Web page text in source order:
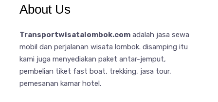
About Us
Transportwisatalombok.com adalah jasa sewa
mobil dan perjalanan wisata lombok. disamping itu
kami juga menyediakan paket antar-jemput,
pembelian tiket fast boat, trekking, jasa tour,
pemesanan kamar hotel.